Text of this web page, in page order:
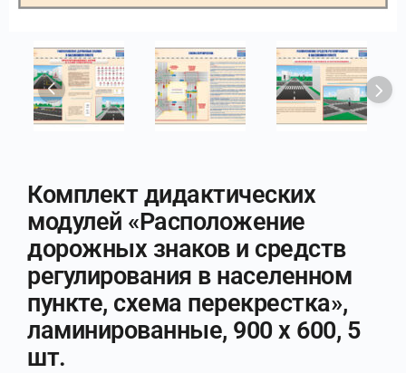
Комплект дидактических
модулей «Расположение
дорожных знаков и средств
регулирования в населенном
пункте, схема перекрестка»,
ламинированные, 900 х 600, 5
шт.